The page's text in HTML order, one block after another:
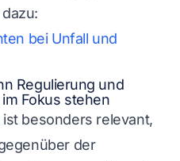
bei Unfall und
Regulierung und
Fokus stehen
ist besonders relevant,
der